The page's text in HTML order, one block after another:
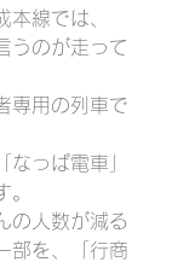
本線では、
うのが走って
専用の列車で
なっぱ電車」
。
の人数が減る
部を、「行商